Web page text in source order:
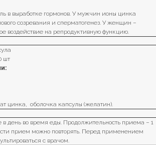
в выработке гормонов. У мужчин ионы цинка
созревания и сперматогенез. У женщин –
воздействие на репродуктивную функцию.
шт
цинка, оболочка капсулы (желатин).
в день во время еды. Продолжительность приема – 1
прием можно повторять. Перед применением
с врачом.